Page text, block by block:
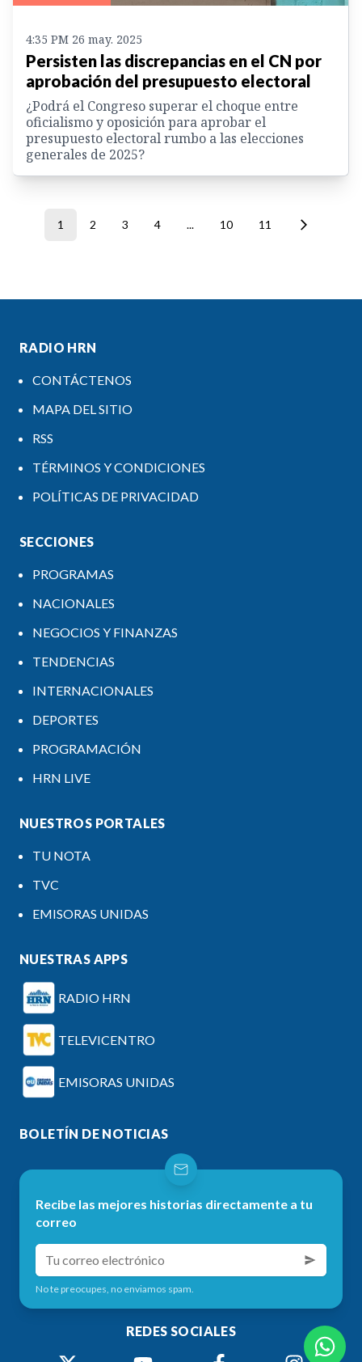
4:35 PM 26 may. 2025
Persisten las discrepancias en el CN por
aprobación del presupuesto electoral
¿Podrá el Congreso superar el choque entre
oficialismo y oposición para aprobar el
presupuesto electoral rumbo a las elecciones
generales de 2025?
1 2 3 4 ... 10 11
RADIO HRN
CONTÁCTENOS
MAPA DEL SITIO
RSS
TÉRMINOS Y CONDICIONES
POLÍTICAS DE PRIVACIDAD
SECCIONES
PROGRAMAS
NACIONALES
NEGOCIOS Y FINANZAS
TENDENCIAS
INTERNACIONALES
DEPORTES
PROGRAMACIÓN
HRN LIVE
NUESTROS PORTALES
TU NOTA
TVC
EMISORAS UNIDAS
NUESTRAS APPS
RADIO HRN
TELEVICENTRO
EMISORAS UNIDAS
BOLETÍN DE NOTICIAS
Recibe las mejores historias directamente a tu
correo
No te preocupes, no enviamos spam.
REDES SOCIALES